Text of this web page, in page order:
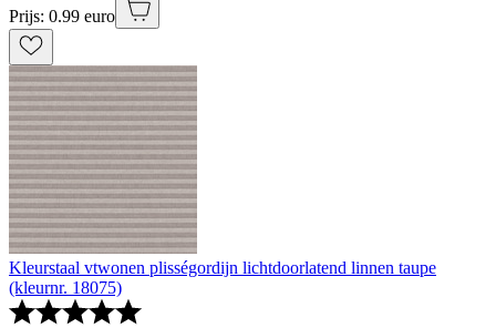
Prijs: 0.99 euro
Kleurstaal vtwonen plisségordijn lichtdoorlatend linnen taupe
(kleurnr. 18075)